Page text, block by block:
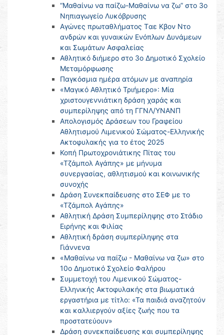
“Μαθαίνω να παίζω-Μαθαίνω να ζω” στο 3ο
Νηπιαγωγείο Λυκόβρυσης
Αγώνες πρωταθλήματος Tαε Κβον Ντο
ανδρών και γυναικών Ενόπλων Δυνάμεων
και Σωμάτων Ασφαλείας
Αθλητικό διήμερο στο 3ο Δημοτικό Σχολείο
Μεταμόρφωσης
Παγκόσμια ημέρα ατόμων με αναπηρία
«Μαγικό Αθλητικό Τριήμερο»: Μία
χριστουγεννιάτικη δράση χαράς και
συμπερίληψης από τη ΓΓΝΛ/ΥΝΑΝΠ
Απολογισμός Δράσεων του Γραφείου
Αθλητισμού Λιμενικού Σώματος-Ελληνικής
Ακτοφυλακής για το έτος 2025
Κοπή Πρωτοχρονιάτικης Πίτας του
«Τζάμπολ Αγάπης» με μήνυμα
συνεργασίας, αθλητισμού και κοινωνικής
συνοχής
Δράση Συνεκπαίδευσης στο ΣΕΦ με το
«Τζάμπολ Αγάπης»
Αθλητική Δράση Συμπερίληψης στο Στάδιο
Ειρήνης και Φιλίας
Αθλητική δράση συμπερίληψης στα
Γιάννενα
«Μαθαίνω να παίζω - Μαθαίνω να ζω» στο
10ο Δημοτικό Σχολείο Φαλήρου
Συμμετοχή του Λιμενικού Σώματος-
Ελληνικής Ακτοφυλακής στα βιωματικά
εργαστήρια με τίτλο: «Τα παιδιά αναζητούν
και καλλιεργούν αξίες ζωής που τα
προστατεύουν»
Δράση συνεκπαίδευσης και συμπερίληψης